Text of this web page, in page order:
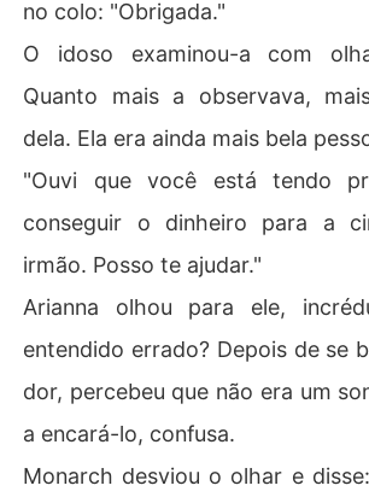
no colo: "Obrigada."
O idoso examinou-a com
Quanto mais a observava,
dela. Ela era ainda mais bela
"Ouvi que você está tendo
conseguir o dinheiro para a
irmão. Posso te ajudar."
Arianna olhou para ele,
entendido errado? Depois de se
dor, percebeu que não era um
a encará-lo, confusa.
Monarch desviou o olhar e